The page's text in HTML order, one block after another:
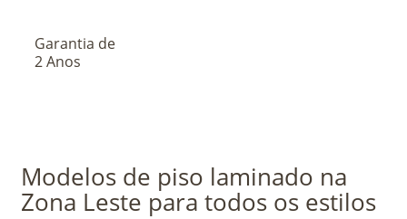
Garantia de
2 Anos
Modelos de piso laminado na
Zona Leste para todos os estilos